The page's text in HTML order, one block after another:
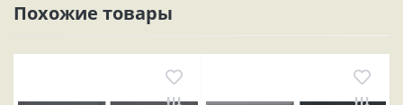
Похожие товары